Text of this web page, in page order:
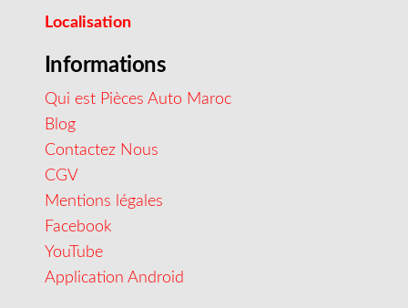
Localisation
Informations
Qui est Pièces Auto Maroc
Blog
Contactez Nous
CGV
Mentions légales
Facebook
YouTube
Application Android